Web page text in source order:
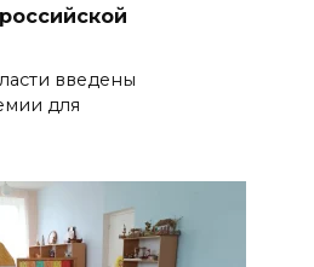
введены
для